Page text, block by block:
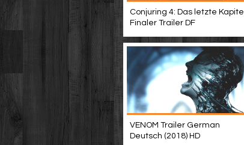
Conjuring 4: Das letzte Kapitel
Finaler Trailer DF
VENOM Trailer German
Deutsch (2018) HD